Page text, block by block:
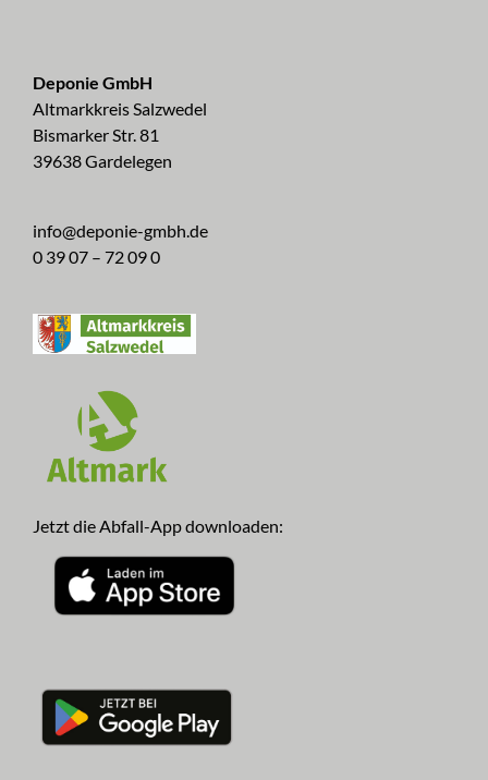
Deponie GmbH
Altmarkkreis Salzwedel
Bismarker Str. 81
39638 Gardelegen
info@deponie-gmbh.de
0 39 07 – 72 09 0
Jetzt die Abfall-App downloaden: